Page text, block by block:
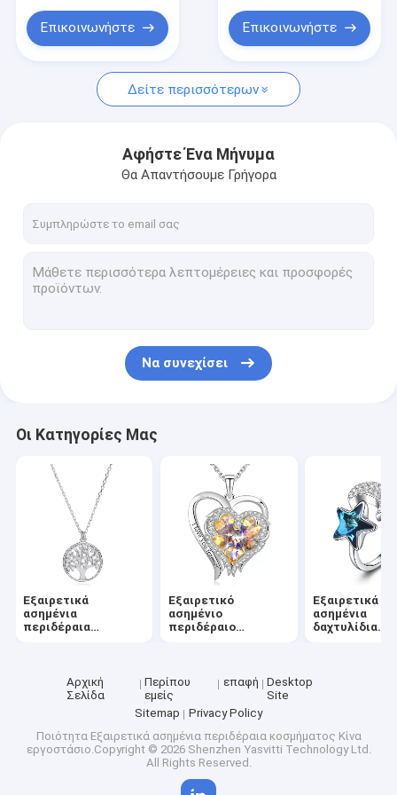
Λευκός Χαλαρός Διαμάντι Μοϊσανίτη
Χρώμα Moissanite
Επικοινωνήστε Επικοινωνήστε
Δείτε περισσότερων
Αφήστε Ένα Μήνυμα
Θα Απαντήσουμε Γρήγορα
Να συνεχίσει
Οι Κατηγορίες Μας
Εξαιρετικά
ασημένια
περιδέραια
Εξαιρετικό
ασημένιο
περιδέραιο
Εξαιρετικά
ασημένια
δαχτυλίδια
Αρχική
Σελίδα
Περίπου
εμείς
επαφή
Desktop
Site
Sitemap
Privacy Policy
Ποιότητα Εξαιρετικά ασημένια περιδέραια κοσμήματος Κίνα
εργοστάσιο.Copyright © 2026 Shenzhen Yasvitti Technology Ltd.
All Rights Reserved.